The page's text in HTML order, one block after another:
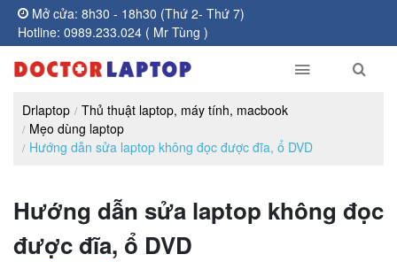
Mở cửa: 8h30 - 18h30 (Thứ 2- Thứ 7)
Hotline: 0989.233.024 ( Mr Tùng )
Drlaptop
Thủ thuật laptop, máy tính, macbook
Mẹo dùng laptop
Hướng dẫn sửa laptop không đọc được đĩa, ổ DVD
Hướng dẫn sửa laptop không đọc
được đĩa, ổ DVD